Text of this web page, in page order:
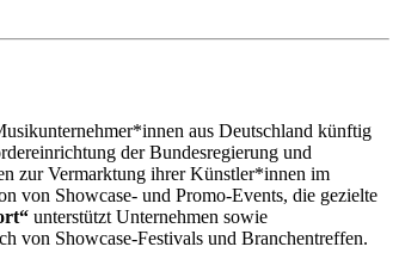
aus Deutschland künftig
der Bundesregierung und
zur Vermarktung ihrer Künstler*innen im
von Showcase- und Promo-Events, die gezielte
unterstützt Unternehmen sowie
von Showcase-Festivals und Branchentreffen.